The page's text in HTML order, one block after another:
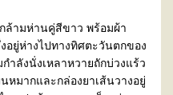
ล้ามห่านคู่สีขาว พร้อมผ้า
ยู่ห่างไปทางทิศตะวันตกของ
ลังนั่งเหลาหวายถักบ่วงแร้ว
มากและกล่องยาเส้นวางอยู่